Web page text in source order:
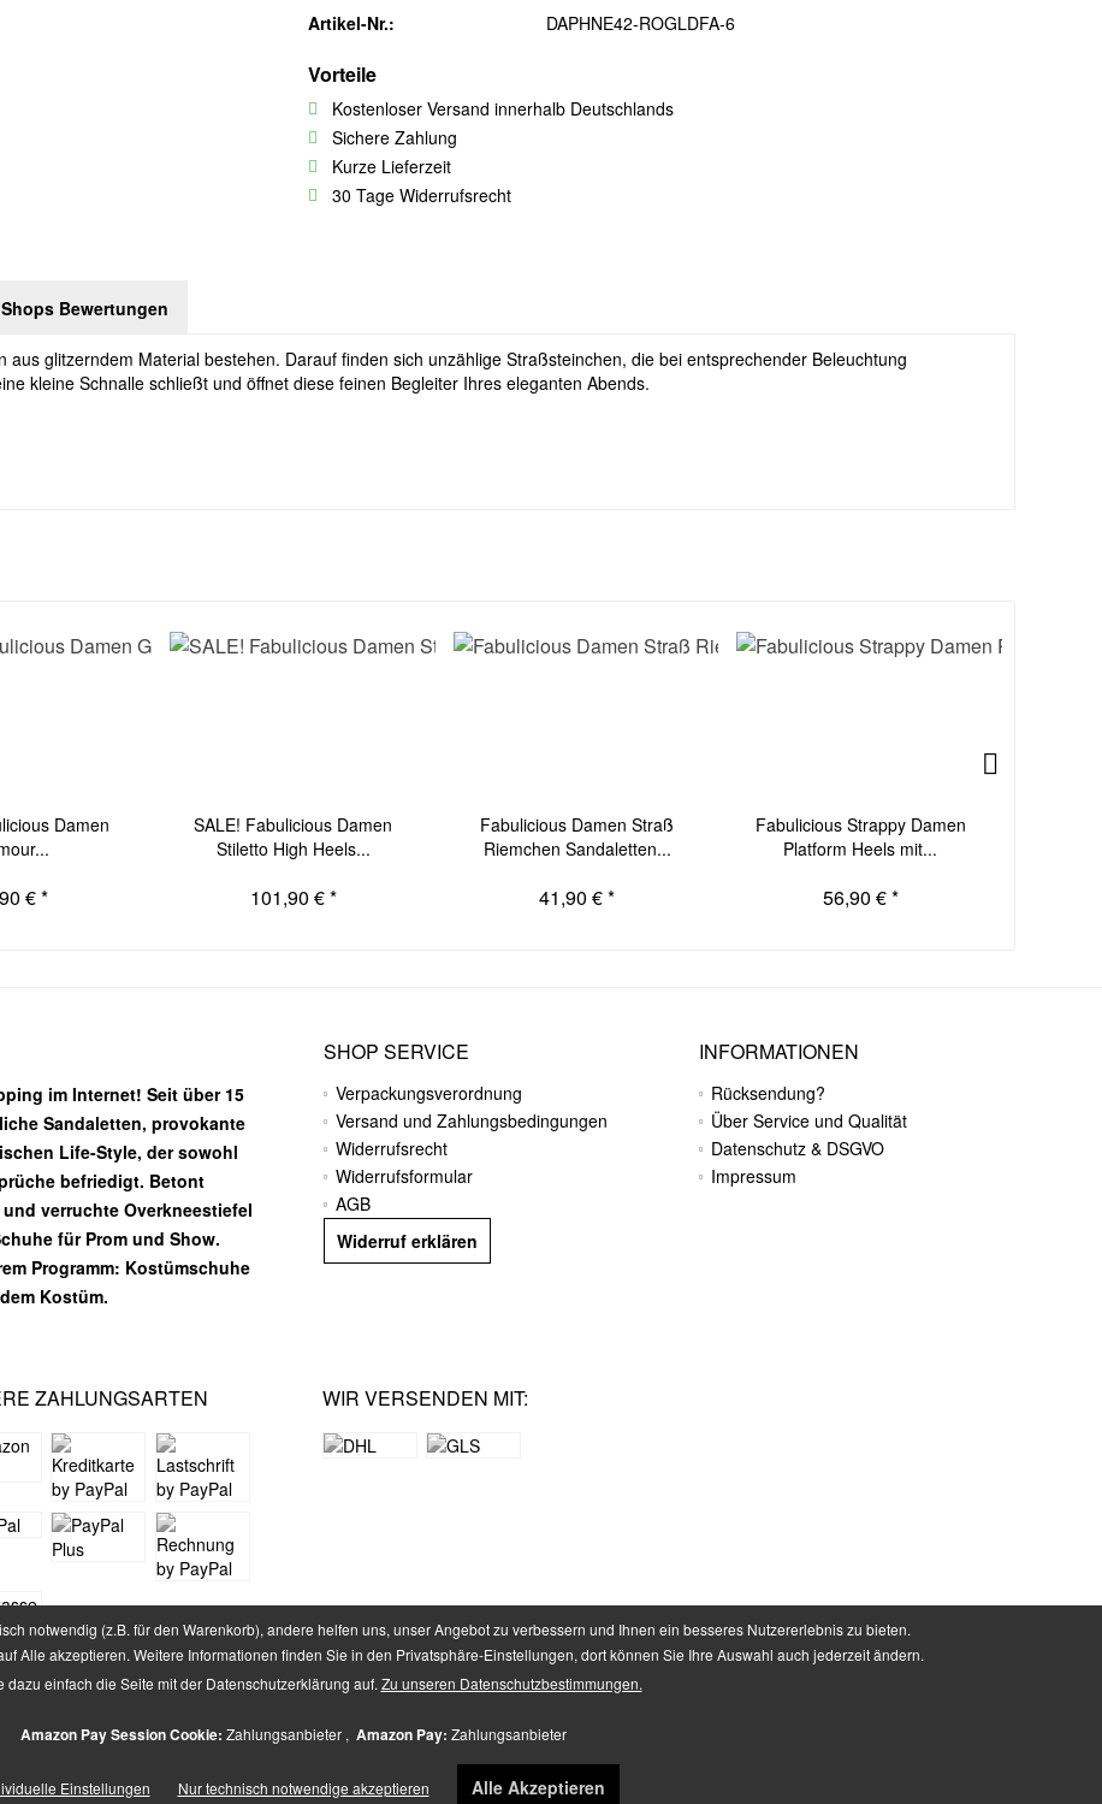
Artikel-Nr.: DAPHNE42-ROGLDFA-6
Vorteile
Kostenloser Versand innerhalb Deutschlands
Sichere Zahlung
Kurze Lieferzeit
30 Tage Widerrufsrecht
Bewertungen
glitzerndem Material bestehen. Darauf finden sich unzählige Straßsteinchen, die bei entsprechender Beleuchtung
kleine Schnalle schließt und öffnet diese feinen Begleiter Ihres eleganten Abends.
Damen
€ *
SALE! Fabulicious Damen
Stiletto High Heels...
101,90 € *
Fabulicious Damen Straß
Riemchen Sandaletten...
41,90 € *
Fabulicious Strappy Damen
Platform Heels mit...
56,90 € *
im Internet! Seit über 15
Sandaletten, provokante
Life-Style, der sowohl
befriedigt. Betont
verruchte Overkneestiefel
für Prom und Show.
Programm: Kostümschuhe
Kostüm.
SHOP SERVICE
Verpackungsverordnung
Versand und Zahlungsbedingungen
Widerrufsrecht
Widerrufsformular
AGB
Widerruf erklären
INFORMATIONEN
Rücksendung?
Über Service und Qualität
Datenschutz & DSGVO
Impressum
ZAHLUNGSARTEN WIR VERSENDEN MIT:
Mehrwertsteuer zzgl.Versandkostenund ggf. Nachnahmegebühren, wenn nicht anders beschrieben
notwendig (z.B. für den Warenkorb), andere helfen uns, unser Angebot zu verbessern und Ihnen ein besseres Nutzererlebnis zu bieten.
Alle akzeptieren. Weitere Informationen finden Sie in den Privatsphäre-Einstellungen, dort können Sie Ihre Auswahl auch jederzeit ändern.
dazu einfach die Seite mit der Datenschutzerklärung auf. Zu unseren Datenschutzbestimmungen.
Amazon Pay Session Cookie: Zahlungsanbieter , Amazon Pay: Zahlungsanbieter
Einstellungen Nur technisch notwendige akzeptieren Alle Akzeptieren